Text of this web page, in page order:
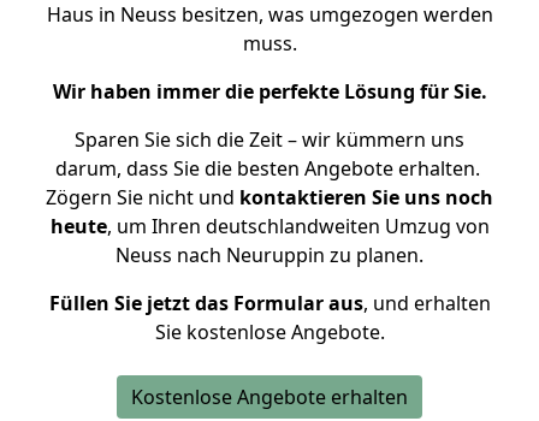
Haus in Neuss besitzen, was umgezogen werden
muss.
Wir haben immer die perfekte Lösung für Sie.
Sparen Sie sich die Zeit – wir kümmern uns
darum, dass Sie die besten Angebote erhalten.
Zögern Sie nicht und kontaktieren Sie uns noch
heute, um Ihren deutschlandweiten Umzug von
Neuss nach Neuruppin zu planen.
Füllen Sie jetzt das Formular aus, und erhalten
Sie kostenlose Angebote.
Kostenlose Angebote erhalten